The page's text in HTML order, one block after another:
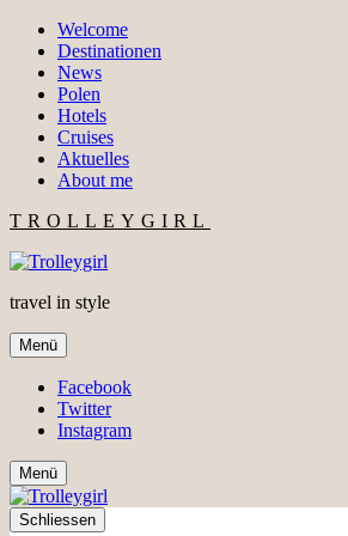
Welcome
Destinationen
News
Polen
Hotels
Cruises
Aktuelles
About me
TROLLEYGIRL
travel in style
Menü
Facebook
Twitter
Instagram
Menü
Schliessen